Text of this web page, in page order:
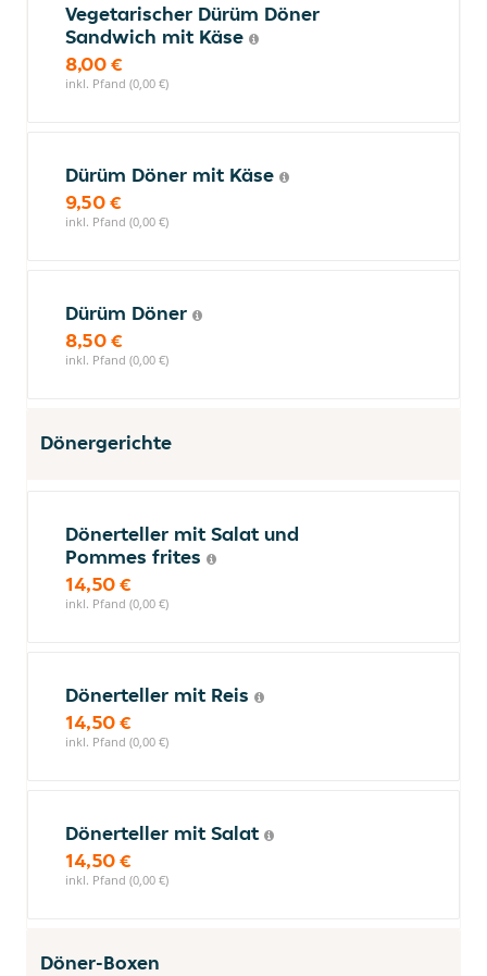
Vegetarischer Dürüm Döner
Sandwich mit Käse
8,00 €
inkl. Pfand (0,00 €)
Dürüm Döner mit Käse
9,50 €
inkl. Pfand (0,00 €)
Dürüm Döner
8,50 €
inkl. Pfand (0,00 €)
Dönergerichte
Dönerteller mit Salat und
Pommes frites
14,50 €
inkl. Pfand (0,00 €)
Dönerteller mit Reis
14,50 €
inkl. Pfand (0,00 €)
Dönerteller mit Salat
14,50 €
inkl. Pfand (0,00 €)
Döner-Boxen